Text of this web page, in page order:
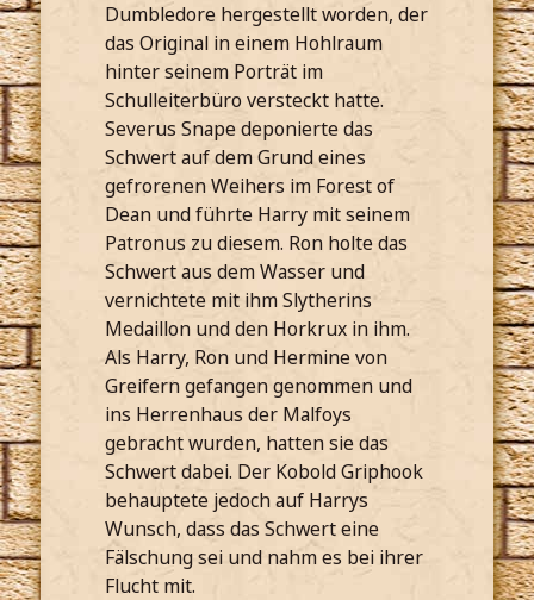
Dumbledore hergestellt worden, der
das Original in einem Hohlraum
hinter seinem Porträt im
Schulleiterbüro versteckt hatte.
Severus Snape deponierte das
Schwert auf dem Grund eines
gefrorenen Weihers im Forest of
Dean und führte Harry mit seinem
Patronus zu diesem. Ron holte das
Schwert aus dem Wasser und
vernichtete mit ihm Slytherins
Medaillon und den Horkrux in ihm.
Als Harry, Ron und Hermine von
Greifern gefangen genommen und
ins Herrenhaus der Malfoys
gebracht wurden, hatten sie das
Schwert dabei. Der Kobold Griphook
behauptete jedoch auf Harrys
Wunsch, dass das Schwert eine
Fälschung sei und nahm es bei ihrer
Flucht mit.